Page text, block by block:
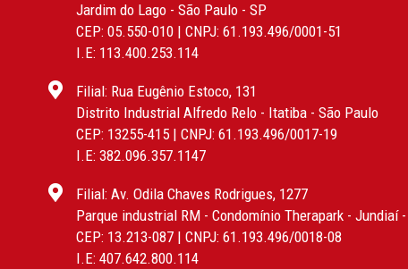
Jardim do Lago - São Paulo - SP
CEP: 05.550-010 | CNPJ: 61.193.496/0001-51
I.E: 113.400.253.114
Filial: Rua Eugênio Estoco, 131
Distrito Industrial Alfredo Relo - Itatiba - São Paulo
CEP: 13255-415 | CNPJ: 61.193.496/0017-19
I.E: 382.096.357.1147
Filial: Av. Odila Chaves Rodrigues, 1277
Parque industrial RM - Condomínio Therapark - Jundiaí
CEP: 13.213-087 | CNPJ: 61.193.496/0018-08
I.E: 407.642.800.114